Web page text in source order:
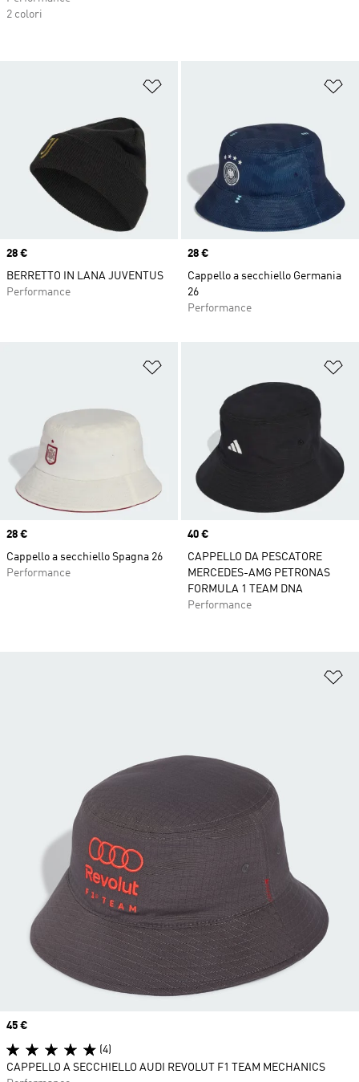
Aggiungi alla lista dei desideri
Price
28 €
BERRETTO IN LANA JUVENTUS
Performance
Price
28 €
Cappello a secchiello Germania
26
Performance
Aggiungi alla lista dei desideri
Price
28 €
Cappello a secchiello Spagna 26
Performance
Price
40 €
CAPPELLO DA PESCATORE
MERCEDES-AMG PETRONAS
FORMULA 1 TEAM DNA
Performance
Price
45 €
(4)
CAPPELLO A SECCHIELLO AUDI REVOLUT F1 TEAM MECHANICS
2 colori